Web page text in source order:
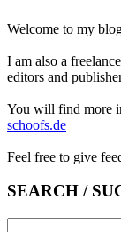
Welcome to my
I am also a
editors and
You will find more
schoofs.de
Feel free to give
SEARCH /